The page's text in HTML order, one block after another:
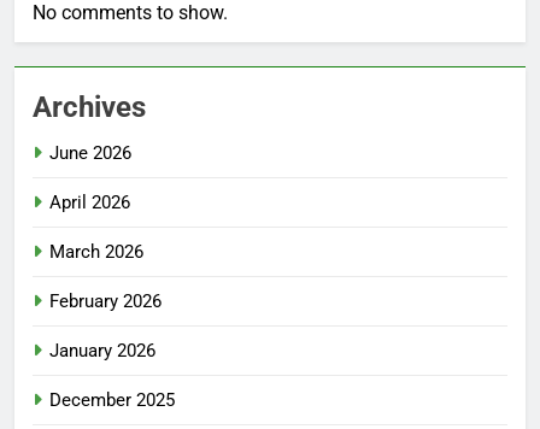
No comments to show.
Archives
June 2026
April 2026
March 2026
February 2026
January 2026
December 2025